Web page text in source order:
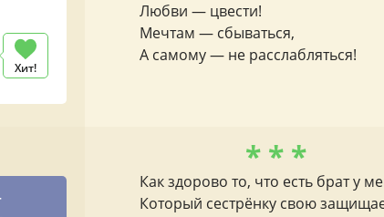
Хит!
Любви — цвести!
Мечтам — сбываться,
А самому — не расслабляться!
* * *
Как здорово то, что есть брат у
Который сестрёнку свою